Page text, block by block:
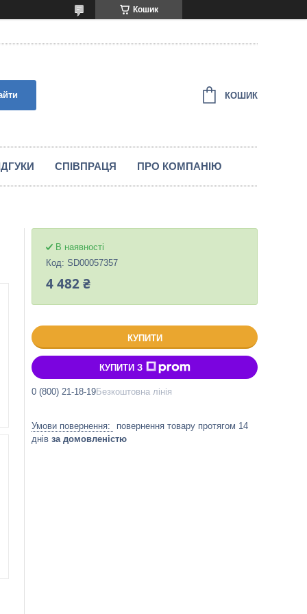
Кошик
КОШИК
СПIВПРАЦЯ ПРО КОМПАНІЮ
В наявності
Код: SD00057357
4 482 ₴
КУПИТИ
КУПИТИ З
0 (800) 21-18-19Безкоштовна лінія
повернення товару протягом 14
днів за домовленістю